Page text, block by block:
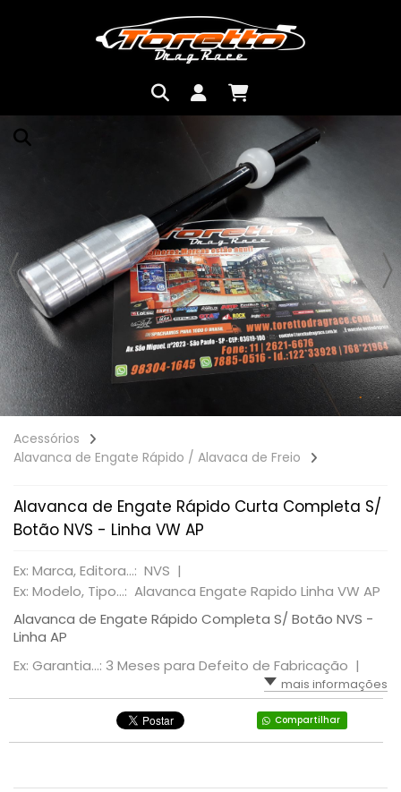
Acessórios
Alavanca de Engate Rápido / Alavaca de Freio
Alavanca de Engate Rápido Curta Completa S/
Botão NVS - Linha VW AP
Ex: Marca, Editora...: NVS |
Ex: Modelo, Tipo...: Alavanca Engate Rapido Linha VW AP
Alavanca de Engate Rápido Completa S/ Botão NVS -
Linha AP
Ex: Garantia...: 3 Meses para Defeito de Fabricação |
mais informações
Compartilhar